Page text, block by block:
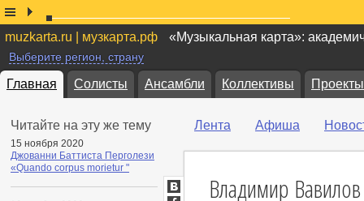
muzkarta.ru | музкарта.рф «Музыкальная карта»:
Выберите регион, страну
Главная Солисты Ансамбли Коллективы Проекты
Читайте на эту же тему
15 ноября 2020
Джованни Баттиста Перголези
«Quando corpus morietur "
Лента Афиша
Владимир